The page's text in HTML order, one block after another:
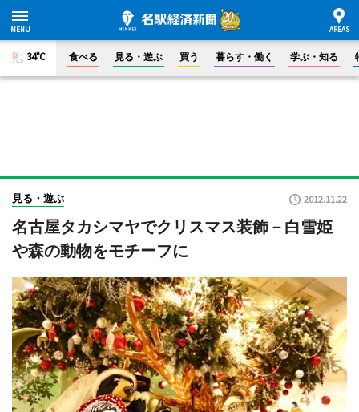
34°C 食べる 見る・遊ぶ 買う 暮らす・働く 学ぶ・知る
見る・遊ぶ 2012.11.22
名古屋タカシマヤでクリスマス装飾－白雪姫
や森の動物をモチーフに